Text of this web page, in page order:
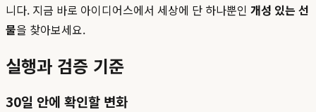
니다. 지금 바로 아이디어스에서 세상에 단 하나뿐인 개성 있는 선
물을 찾아보세요.
실행과 검증 기준
30일 안에 확인할 변화